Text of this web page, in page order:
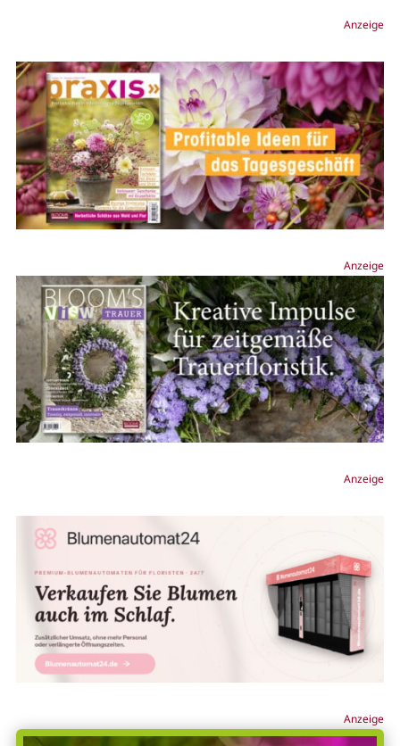
Anzeige
Anzeige
Anzeige
Anzeige